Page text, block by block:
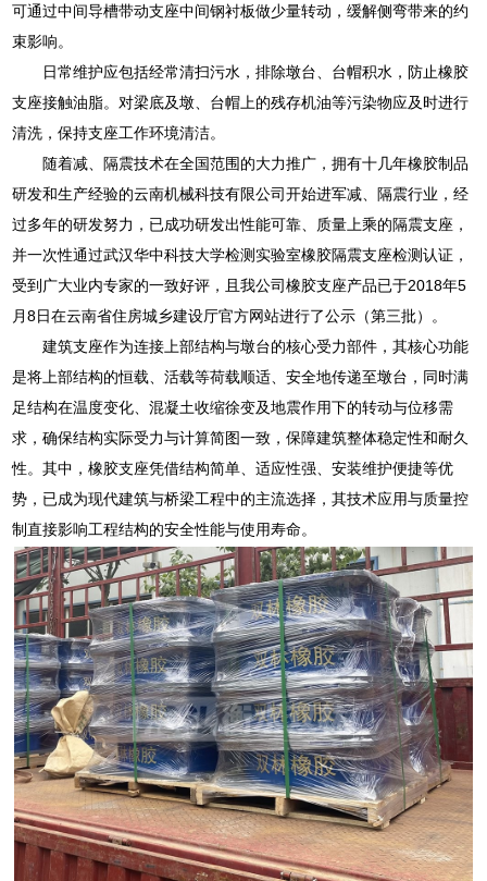
可通过中间导槽带动支座中间钢衬板做少量转动，缓解侧弯带来的约
束影响。
日常维护应包括经常清扫污水，排除墩台、台帽积水，防止橡胶
支座接触油脂。对梁底及墩、台帽上的残存机油等污染物应及时进行
清洗，保持支座工作环境清洁。
随着减、隔震技术在全国范围的大力推广，拥有十几年橡胶制品
研发和生产经验的云南机械科技有限公司开始进军减、隔震行业，经
过多年的研发努力，已成功研发出性能可靠、质量上乘的隔震支座，
并一次性通过武汉华中科技大学检测实验室橡胶隔震支座检测认证，
受到广大业内专家的一致好评，且我公司橡胶支座产品已于2018年5
月8日在云南省住房城乡建设厅官方网站进行了公示（第三批）。
建筑支座作为连接上部结构与墩台的核心受力部件，其核心功能
是将上部结构的恒载、活载等荷载顺适、安全地传递至墩台，同时满
足结构在温度变化、混凝土收缩徐变及地震作用下的转动与位移需
求，确保结构实际受力与计算简图一致，保障建筑整体稳定性和耐久
性。其中，橡胶支座凭借结构简单、适应性强、安装维护便捷等优
势，已成为现代建筑与桥梁工程中的主流选择，其技术应用与质量控
制直接影响工程结构的安全性能与使用寿命。